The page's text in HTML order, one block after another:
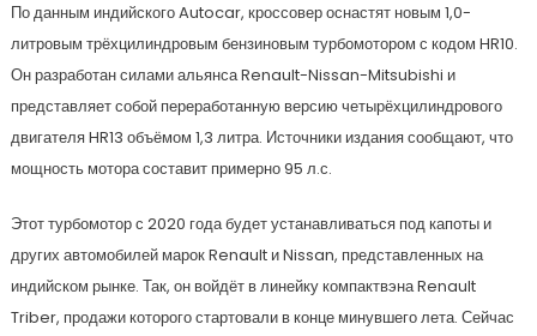
По данным индийского Autocar, кроссовер оснастят новым 1,0-
литровым трёхцилиндровым бензиновым турбомотором с кодом HR10.
Он разработан силами альянса Renault-Nissan-Mitsubishi и
представляет собой переработанную версию четырёхцилиндрового
двигателя HR13 объёмом 1,3 литра. Источники издания сообщают, что
мощность мотора составит примерно 95 л.с.
Этот турбомотор с 2020 года будет устанавливаться под капоты и
других автомобилей марок Renault и Nissan, представленных на
индийском рынке. Так, он войдёт в линейку компактвэна Renault
Triber, продажи которого стартовали в конце минувшего лета. Сейчас